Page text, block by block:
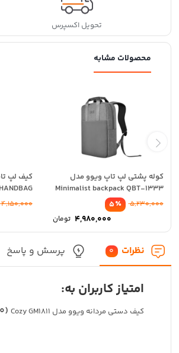
تحویل اکسپرس
محصولات مشابه
کوله پشتی لپ تاپ ویوو مدل
Minimalist backpack QBT-1333
مناسب برای لپ...
٪5 5,230,000
4,980,000 تومان
14...
4,150,000
نظرات 0 پرسش و پاسخ
امتیاز کاربران به:
کیف دستی مردانه ویوو مدل Cozy GM1811 (0نفر)